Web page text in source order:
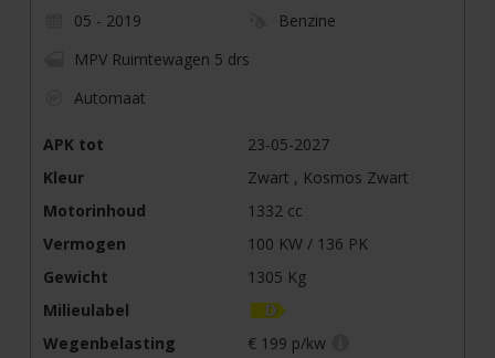
05 - 2019
Benzine
MPV Ruimtewagen 5 drs
Automaat
APK tot
23-05-2027
Kleur
Zwart , Kosmos Zwart
Motorinhoud
1332 cc
Vermogen
100 KW / 136 PK
Gewicht
1305 Kg
Milieulabel
Wegenbelasting
€ 199 p/kw